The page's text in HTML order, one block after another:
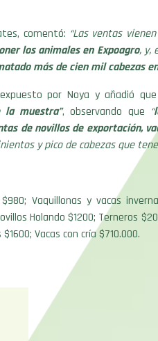
comentó: “Las ventas
los animales en Expoagro, y,
más de cien mil cabezas
por Noya y añadió que
muestra”, observando que “
de novillos de exportación,
y pico de cabezas que
Vaquillonas y vacas
Holando $1200; Terneros
Vacas con cría $710.000.